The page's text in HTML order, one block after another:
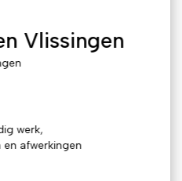
Vlissingen
werk,
en afwerkingen